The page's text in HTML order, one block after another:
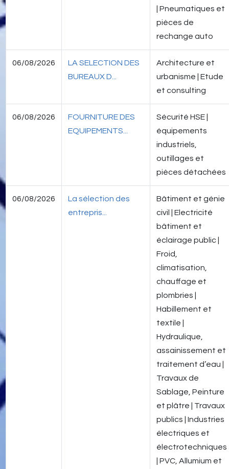
| Pneumatiques et
pièces de
rechange auto
06/08/2026
LA SELECTION DES
BUREAUX D...
Architecture et
urbanisme | Etude
et consulting
06/08/2026
FOURNITURE DES
EQUIPEMENTS...
Sécurité HSE |
équipements
industriels,
outillages et
pièces détachées
06/08/2026
La sélection des
entrepris...
Bâtiment et génie
civil | Electricité
bâtiment et
éclairage public |
Froid,
climatisation,
chauffage et
plombries |
Habillement et
textile |
Hydraulique,
assainissement et
traitement d’eau |
Travaux de
Sablage, Peinture
et plâtre | Travaux
publics | Industries
électriques et
électrotechniques
| PVC, Allumium et